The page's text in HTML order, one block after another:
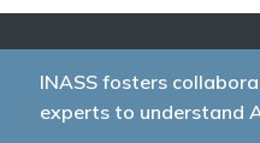
INASS fosters
experts to understand